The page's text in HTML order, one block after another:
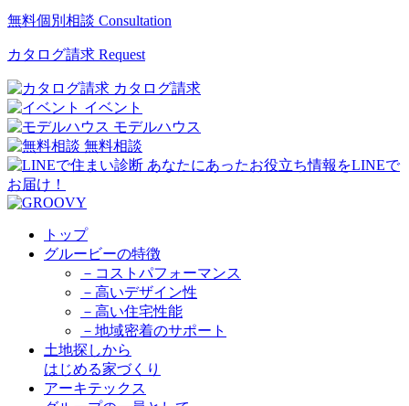
無料個別相談 Consultation
カタログ請求 Request
カタログ請求
イベント
モデルハウス
無料相談
トップ
グルービーの特徴
－コストパフォーマンス
－高いデザイン性
－高い住宅性能
－地域密着のサポート
土地探しから
はじめる家づくり
アーキテックス